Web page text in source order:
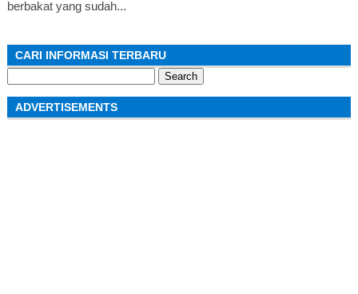
berbakat yang sudah...
CARI INFORMASI TERBARU
for:
ADVERTISEMENTS